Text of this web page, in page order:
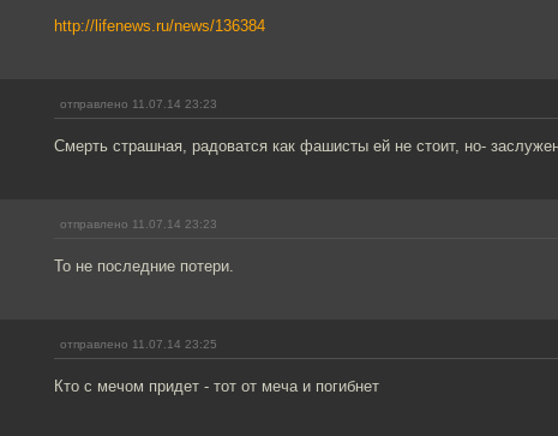
http://lifenews.ru/news/136384
отправлено 11.07.14 23:23
Смерть страшная, радоватся как фашисты ей не стоит, но-
отправлено 11.07.14 23:23
То не последние потери.
отправлено 11.07.14 23:25
Кто с мечом придет - тот от меча и погибнет